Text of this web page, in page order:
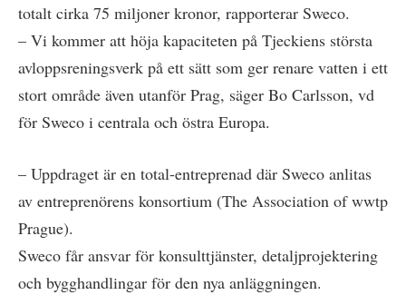
totalt cirka 75 miljoner kronor, rapporterar Sweco.
– Vi kommer att höja kapaciteten på Tjeckiens största
avloppsreningsverk på ett sätt som ger renare vatten i ett
stort område även utanför Prag, säger Bo Carlsson, vd
för Sweco i centrala och östra Europa.
– Uppdraget är en total-entreprenad där Sweco anlitas
av entreprenörens konsortium (The Association of wwtp
Prague).
Sweco får ansvar för konsulttjänster, detaljprojektering
och bygghandlingar för den nya anläggningen.